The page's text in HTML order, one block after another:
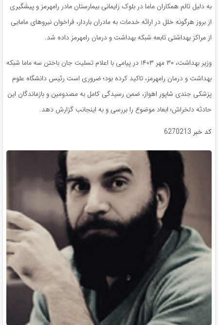
به دلیل تالم همکاران ماما در بلوک زایمانی بیمارستان مادر رامهرمز و پیشگیری
از بروز هرگونه خلل در ارائه خدمات به مادران باردار، فراخوان نیروهای مامایی
از مراکز بهداشتی تابعه شبکه بهداشت و درمان رامهرمز داده شد.
وزیر بهداشت، ۳۰ مهر ۱۴۰۳ در پیامی با اعلام تسلیت جان باختن سه ماما شبکه
بهداشت و درمان رامهرمز، تاکید کرده بود؛ ضروری است رئیس دانشگاه علوم
پزشکی جندی شاپور اهواز، ضمن رسیدگی کامل به مصدومین و بازماندگان این
حادثه دلخراش؛ ابعاد موضوع را بررسی و به اینجانب گزارش دهد.
کد خبر 6270213